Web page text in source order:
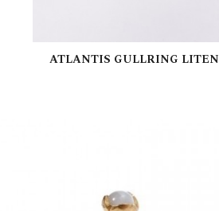
ATLANTIS GULLRING LITEN